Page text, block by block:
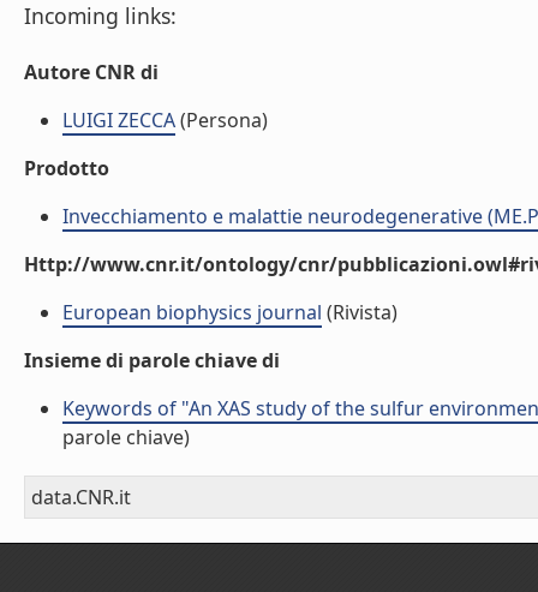
Incoming links:
Autore CNR di
LUIGI ZECCA(Persona)
Prodotto
Invecchiamento e malattie neurodegenerative
Http://www.cnr.it/ontology/cnr/
European biophysics journal (Rivista)
Insieme di parole chiave di
Keywords of "An XAS study of the sulfur
parole chiave)
data.CNR.it